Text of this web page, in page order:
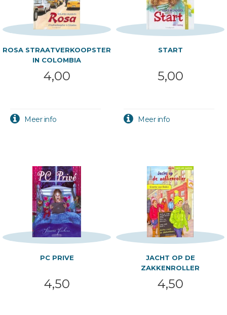
ROSA STRAATVERKOOPSTER
IN COLOMBIA
4,00
START
5,00
PC PRIVE
4,50
JACHT OP DE
ZAKKENROLLER
4,50